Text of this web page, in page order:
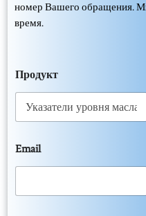
номер Вашего обращения.
время.
Продукт
Email